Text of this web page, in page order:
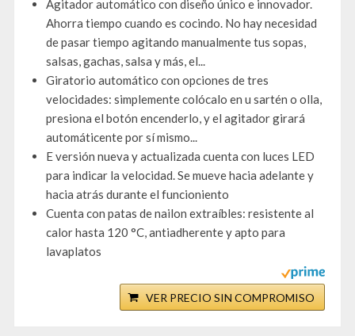
Agitador automático con diseño único e innovador.
Ahorra tiempo cuando es cocindo. No hay necesidad
de pasar tiempo agitando manualmente tus sopas,
salsas, gachas, salsa y más, el...
Giratorio automático con opciones de tres
velocidades: simplemente colócalo en u sartén o olla,
presiona el botón encenderlo, y el agitador girará
automáticente por sí mismo...
E versión nueva y actualizada cuenta con luces LED
para indicar la velocidad. Se mueve hacia adelante y
hacia atrás durante el funcioniento
Cuenta con patas de nailon extraíbles: resistente al
calor hasta 120 °C, antiadherente y apto para
lavaplatos
VER PRECIO SIN COMPROMISO